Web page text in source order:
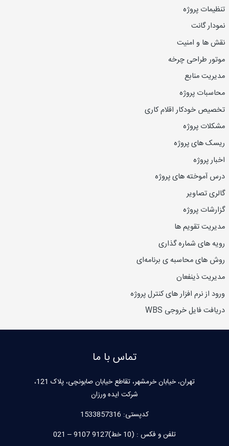
تنظیمات پروژه
نمودار گانت
نقش ها و امنیت
موتور طراحی چرخه
مدیریت منابع
محاسبات پروژه
تخصیص خودکار اقلام کاری
مشکلات پروژه
ریسک های پروژه
اخبار پروژه
درس آموخته های پروژه
گالری تصاویر
گزارشات پروژه
مدیریت تقویم ها
رویه های شماره گذاری
روش های محاسبه ی برنامه‌ای
مدیریت ذینفعان
ورود از نرم افزار های کنترل پروژه
دریافت فایل خروجی WBS
تماس با ما
تهران، خیابان خرمشهر، تقاطع خیابان صابونچی، پلاک 121،
شرکت ایده ورزان
کدپستی: 1533857316
تلفن و فکس : (10 خط)9127 9107 – 021